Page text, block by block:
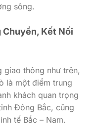
sông.
Chuyển, Kết Nối
giao thông như trên,
là một điểm trung
khách quan trọng
Đông Bắc, cũng
tế Bắc – Nam.